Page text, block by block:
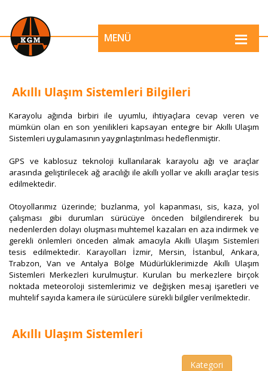
MENÜ
Akıllı Ulaşım Sistemleri Bilgileri
​Karayolu ağında birbiri ile uyumlu, ihtiyaçlara cevap veren ve
mümkün olan en son yenilikleri kapsayan entegre bir Akıllı Ulaşım
Sistemleri uygulamasının yaygınlaştırılması hedeflenmiştir.
GPS ve kablosuz teknoloji kullanılarak karayolu ağı ve araçlar
arasında geliştirilecek ağ aracılığı ile akıllı yollar ve akıllı araçlar tesis
edilmektedir.
Otoyollarımız üzerinde; buzlanma, yol kapanması, sis, kaza, yol
çalışması gibi durumları sürücüye önceden bilgilendirerek bu
nedenlerden dolayı oluşması muhtemel kazaları en aza indirmek ve
gerekli önlemleri önceden almak amacıyla Akıllı Ulaşım Sistemleri
tesis edilmektedir. Karayolları İzmir, Mersin, İstanbul, Ankara,
Trabzon, Van ve Antalya Bölge Müdürlüklerimizde Akıllı Ulaşım
Sistemleri Merkezleri kurulmuştur. Kurulan bu merkezlere birçok
noktada meteoroloji sistemlerimiz ve değişken mesaj işaretleri ve
muhtelif sayıda kamera ile sürücülere sürekli bilgiler verilmektedir. ​
Akıllı Ulaşım Sistemleri
Kategori